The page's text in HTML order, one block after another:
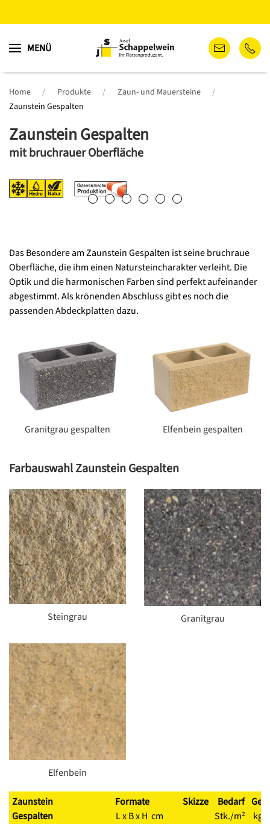
Hauptinhalt
MENÜ
Home Produkte
Zaun- und Mauersteine
Zaunstein Gespalten
Zaunstein Gespalten
mit bruchrauer Oberfläche
Das Besondere am Zaunstein Gespalten ist seine bruchraue
Oberfläche, die ihm einen Natursteincharakter verleiht. Die
Optik und die harmonischen Farben sind perfekt aufeinander
abgestimmt. Als krönenden Abschluss gibt es noch die
passenden Abdeckplatten dazu.
Granitgrau gespalten Elfenbein gespalten
Farbauswahl Zaunstein Gespalten
Steingrau Granitgrau
Elfenbein
Zaunstein
Gespalten
Formate
L x B x H cm
Skizze
Bedarf
Stk./m²
kg/